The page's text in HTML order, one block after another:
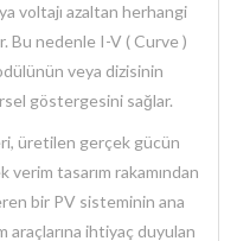
voltajı azaltan herhangi
Bu nedenle I-V ( Curve )
veya dizisinin
göstergesini sağlar.
üretilen gerçek gücün
tasarım rakamından
bir PV sisteminin ana
araçlarına ihtiyaç duyulan